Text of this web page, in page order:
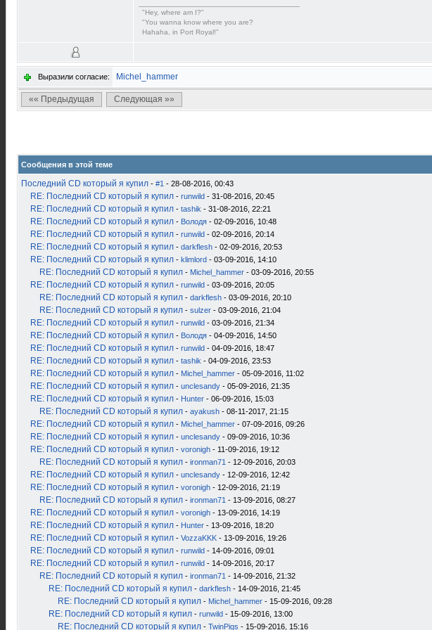
"Hey, where am I?"
"You wanna know where you are?
Hahaha, in Port Royal!"
Выразили согласие: Michel_hammer
«« Предыдущая Следующая »»
Сообщения в этой теме
Последний CD который я купил - #1 - 28-08-2016, 00:43
RE: Последний CD который я купил - runwild - 31-08-2016, 20:45
RE: Последний CD который я купил - tashik - 31-08-2016, 22:21
RE: Последний CD который я купил - Володя - 02-09-2016, 10:48
RE: Последний CD который я купил - runwild - 02-09-2016, 20:14
RE: Последний CD который я купил - darkflesh - 02-09-2016, 20:53
RE: Последний CD который я купил - klimlord - 03-09-2016, 14:10
RE: Последний CD который я купил - Michel_hammer - 03-09-2016, 20:55
RE: Последний CD который я купил - runwild - 03-09-2016, 20:05
RE: Последний CD который я купил - darkflesh - 03-09-2016, 20:10
RE: Последний CD который я купил - sulzer - 03-09-2016, 21:04
RE: Последний CD который я купил - runwild - 03-09-2016, 21:34
RE: Последний CD который я купил - Володя - 04-09-2016, 14:50
RE: Последний CD который я купил - runwild - 04-09-2016, 18:47
RE: Последний CD который я купил - tashik - 04-09-2016, 23:53
RE: Последний CD который я купил - Michel_hammer - 05-09-2016, 11:02
RE: Последний CD который я купил - unclesandy - 05-09-2016, 21:35
RE: Последний CD который я купил - Hunter - 06-09-2016, 15:03
RE: Последний CD который я купил - ayakush - 08-11-2017, 21:15
RE: Последний CD который я купил - Michel_hammer - 07-09-2016, 09:26
RE: Последний CD который я купил - unclesandy - 09-09-2016, 10:36
RE: Последний CD который я купил - voronigh - 11-09-2016, 19:12
RE: Последний CD который я купил - ironman71 - 12-09-2016, 20:03
RE: Последний CD который я купил - unclesandy - 12-09-2016, 12:42
RE: Последний CD который я купил - voronigh - 12-09-2016, 21:19
RE: Последний CD который я купил - ironman71 - 13-09-2016, 08:27
RE: Последний CD который я купил - voronigh - 13-09-2016, 14:19
RE: Последний CD который я купил - Hunter - 13-09-2016, 18:20
RE: Последний CD который я купил - VozzaKKK - 13-09-2016, 19:26
RE: Последний CD который я купил - runwild - 14-09-2016, 09:01
RE: Последний CD который я купил - runwild - 14-09-2016, 20:17
RE: Последний CD который я купил - ironman71 - 14-09-2016, 21:32
RE: Последний CD который я купил - darkflesh - 14-09-2016, 21:45
RE: Последний CD который я купил - Michel_hammer - 15-09-2016, 09:28
RE: Последний CD который я купил - runwild - 15-09-2016, 13:00
RE: Последний CD который я купил - TwinPigs - 15-09-2016, 15:16